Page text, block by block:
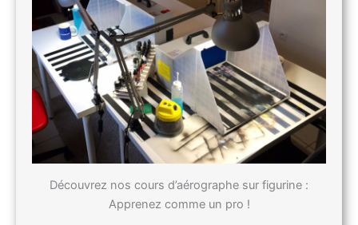
Découvrez nos cours d’aérographe sur figurine :
Apprenez comme un pro !